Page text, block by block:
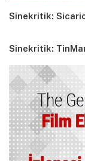
Sinekritik:
Sinekritik: